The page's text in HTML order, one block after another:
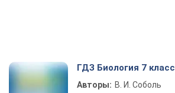
ГДЗ Биология 7 класс
Авторы: В. И. Соболь